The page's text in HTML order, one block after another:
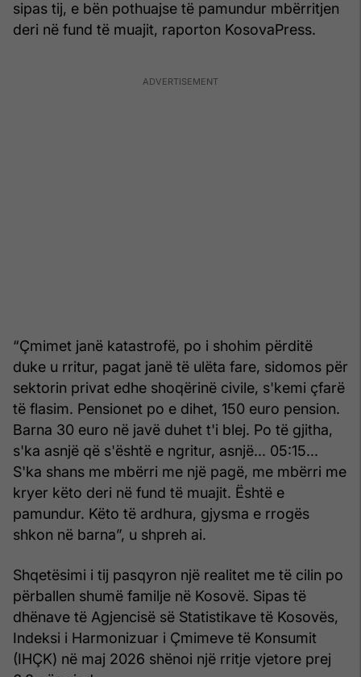
sipas tij, e bën pothuajse të pamundur mbërritjen
deri në fund të muajit, raporton KosovaPress.
“Çmimet janë katastrofë, po i shohim përditë
duke u rritur, pagat janë të ulëta fare, sidomos për
sektorin privat edhe shoqërinë civile, s'kemi çfarë
të flasim. Pensionet po e dihet, 150 euro pension.
Barna 30 euro në javë duhet t'i blej. Po të gjitha,
s'ka asnjë që s'është e ngritur, asnjë... 05:15...
S'ka shans me mbërri me një pagë, me mbërri me
kryer këto deri në fund të muajit. Është e
pamundur. Këto të ardhura, gjysma e rrogës
shkon në barna”, u shpreh ai.
Shqetësimi i tij pasqyron një realitet me të cilin po
përballen shumë familje në Kosovë. Sipas të
dhënave të Agjencisë së Statistikave të Kosovës,
Indeksi i Harmonizuar i Çmimeve të Konsumit
(IHÇK) në maj 2026 shënoi një rritje vjetore prej